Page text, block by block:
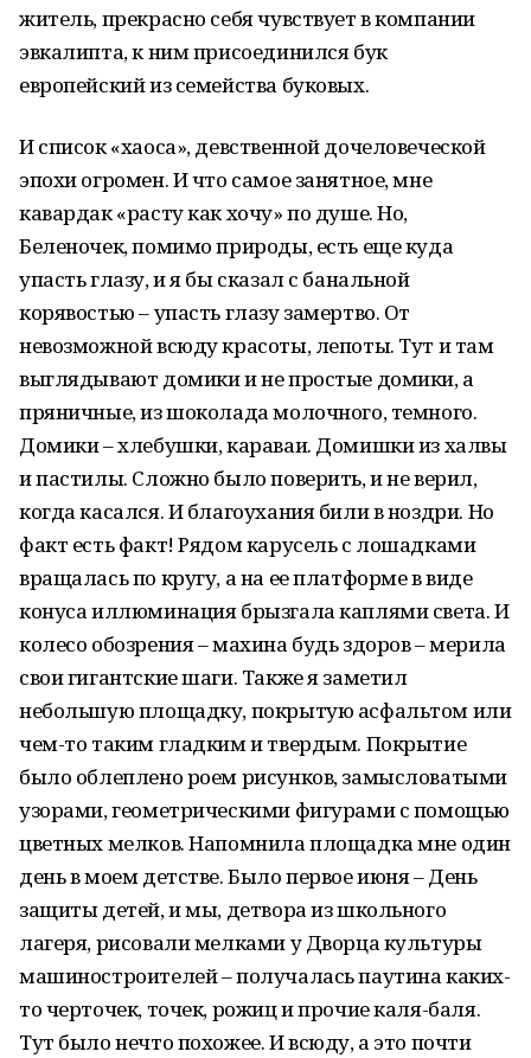
житель, прекрасно себя чувствует в компании
эвкалипта, к ним присоединился бук
европейский из семейства буковых.
И список «хаоса», девственной дочеловеческой
эпохи огромен. И что самое занятное, мне
кавардак «расту как хочу» по душе. Но,
Беленочек, помимо природы, есть еще куда
упасть глазу, и я бы сказал с банальной
корявостью – упасть глазу замертво. От
невозможной всюду красоты, лепоты. Тут и там
выглядывают домики и не простые домики, а
пряничные, из шоколада молочного, темного.
Домики – хлебушки, караваи. Домишки из халвы
и пастилы. Сложно было поверить, и не верил,
когда касался. И благоухания били в ноздри. Но
факт есть факт! Рядом карусель с лошадками
вращалась по кругу, а на ее платформе в виде
конуса иллюминация брызгала каплями света. И
колесо обозрения – махина будь здоров – мерила
свои гигантские шаги. Также я заметил
небольшую площадку, покрытую асфальтом или
чем-то таким гладким и твердым. Покрытие
было облеплено роем рисунков, замысловатыми
узорами, геометрическими фигурами с помощью
цветных мелков. Напомнила площадка мне один
день в моем детстве. Было первое июня – День
защиты детей, и мы, детвора из школьного
лагеря, рисовали мелками у Дворца культуры
машиностроителей – получалась паутина каких-
то черточек, точек, рожиц и прочие каля-баля.
Тут было нечто похожее. И всюду, а это почти